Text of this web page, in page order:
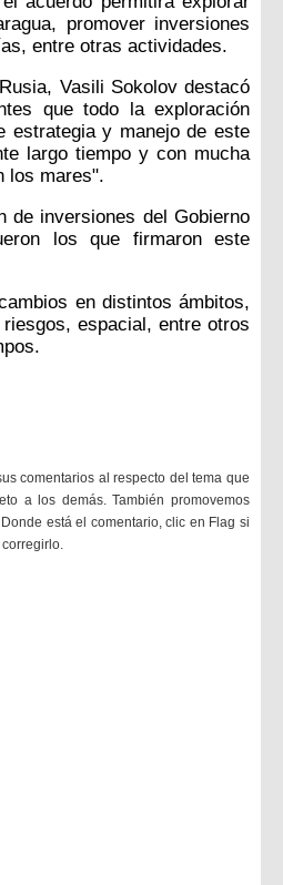
promover inversiones
entre otras actividades.
Vasili Sokolov destacó
que todo la exploración
estrategia y manejo de este
largo tiempo y con mucha
los mares".
de inversiones del Gobierno
los que firmaron este
en distintos ámbitos,
espacial, entre otros
comentarios al respecto del tema que
a los demás. También promovemos
está el comentario, clic en Flag si